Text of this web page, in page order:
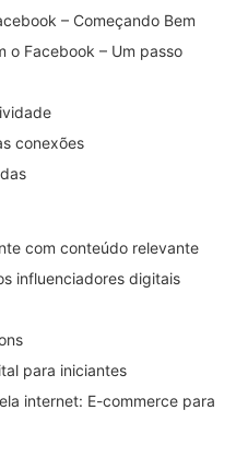
– Começando Bem
o Facebook – Um passo
conexões
com conteúdo relevante
influenciadores digitais
para iniciantes
internet: E-commerce para